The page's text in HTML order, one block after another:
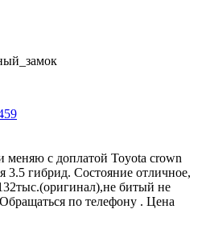
меняю с доплатой Toyota crown
3.5 гибрид. Состояние отличное,
битый не
по телефону . Цена